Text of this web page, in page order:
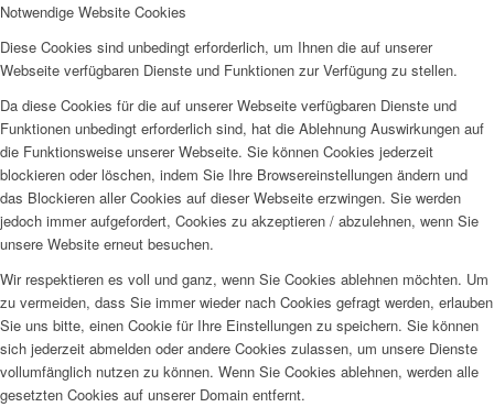
Notwendige Website Cookies
Diese Cookies sind unbedingt erforderlich, um Ihnen die auf unserer
Webseite verfügbaren Dienste und Funktionen zur Verfügung zu stellen.
Da diese Cookies für die auf unserer Webseite verfügbaren Dienste und
Funktionen unbedingt erforderlich sind, hat die Ablehnung Auswirkungen auf
die Funktionsweise unserer Webseite. Sie können Cookies jederzeit
blockieren oder löschen, indem Sie Ihre Browsereinstellungen ändern und
das Blockieren aller Cookies auf dieser Webseite erzwingen. Sie werden
jedoch immer aufgefordert, Cookies zu akzeptieren / abzulehnen, wenn Sie
unsere Website erneut besuchen.
Wir respektieren es voll und ganz, wenn Sie Cookies ablehnen möchten. Um
zu vermeiden, dass Sie immer wieder nach Cookies gefragt werden, erlauben
Sie uns bitte, einen Cookie für Ihre Einstellungen zu speichern. Sie können
sich jederzeit abmelden oder andere Cookies zulassen, um unsere Dienste
vollumfänglich nutzen zu können. Wenn Sie Cookies ablehnen, werden alle
gesetzten Cookies auf unserer Domain entfernt.